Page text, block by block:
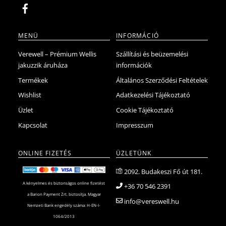
MENÜ
Verewell – Prémium Wellis
jakuzzik áruháza
Termékek
Wishlist
Üzlet
Kapcsolat
INFORMÁCIÓ
Szállítási és beüzemelési
információk
Általános Szerződési Feltételek
Adatkezelési Tájékoztató
Cookie Tájékoztató
Impresszum
ONLINE FIZETÉS
A kényelmes és biztonságos online fizetést
a Barion Payment Zrt. biztosítja. Magyar
Nemzeti Bank engedély száma: H-EN-I-
1064/2013
ÜZLETÜNK
2092. Budakeszi Fő út 181.
+36 70 546 2391
info@vereswell.hu